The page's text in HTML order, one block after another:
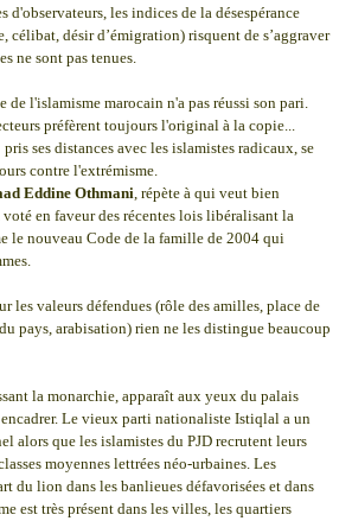
d'observateurs, les indices de la désespérance
célibat, désir d’émigration) risquent de s’aggraver
ne sont pas tenues.
de l'islamisme marocain n'a pas réussi son pari.
préfèrent toujours l'original à la copie...
ses distances avec les islamistes radicaux, se
contre l'extrémisme.
Eddine Othmani, répète à qui veut bien
en faveur des récentes lois libéralisant la
le nouveau Code de la famille de 2004 qui
les valeurs défendues (rôle des amilles, place de
pays, arabisation) rien ne les distingue beaucoup
la monarchie, apparaît aux yeux du palais
Le vieux parti nationaliste Istiqlal a un
alors que les islamistes du PJD recrutent leurs
moyennes lettrées néo-urbaines. Les
du lion dans les banlieues défavorisées et dans
est très présent dans les villes, les quartiers